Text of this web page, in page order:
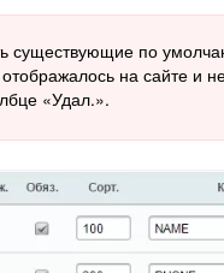
существующие по
на сайте и
«Удал.».